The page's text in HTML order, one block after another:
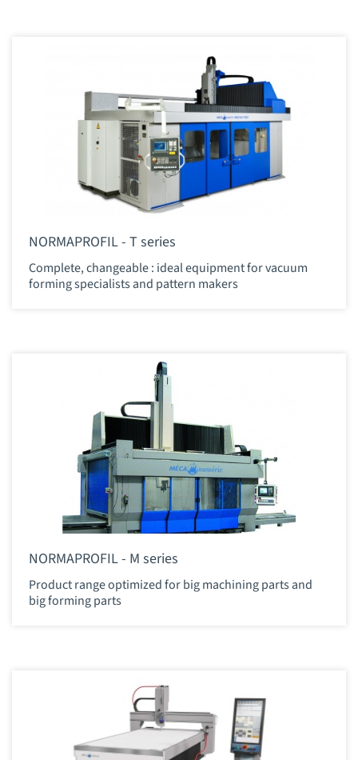
NORMAPROFIL - T series
Complete, changeable : ideal equipment for vacuum
forming specialists and pattern makers
NORMAPROFIL - M series
Product range optimized for big machining parts and
big forming parts